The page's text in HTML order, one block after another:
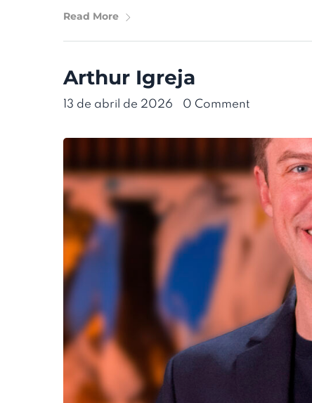
Read More
Arthur Igreja
13 de abril de 2026 0 Comment